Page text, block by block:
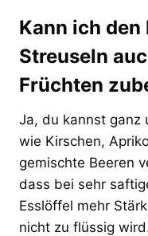
Kann ich
Streuseln
Früchten
Ja, du kannst ganz
wie Kirschen,
gemischte Beeren
dass bei sehr
Esslöffel mehr
nicht zu flüssig